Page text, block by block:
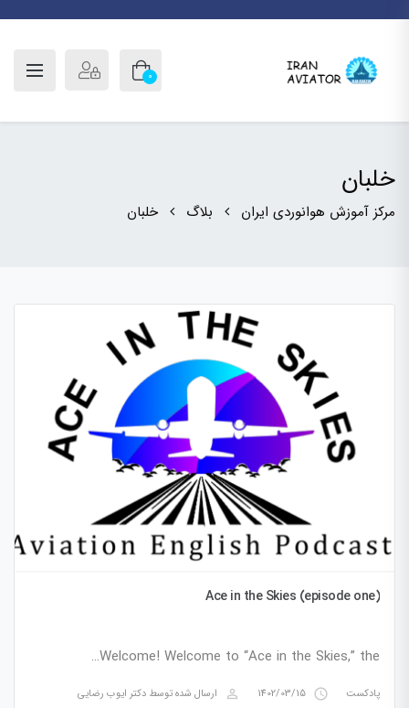
0
خلبان
مرکز آموزش هوانوردی ایران بلاگ خلبان
Ace in the Skies (episode one)
Welcome! Welcome to “Ace in the Skies,” the…
پادکست access_time
1402/03/15
perm_identity ارسال شده توسط دکتر ایوب رضایی